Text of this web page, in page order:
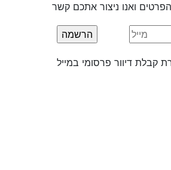
ואנו ניצור אתכם קשר
קבלת דיוור פרסומי במייל